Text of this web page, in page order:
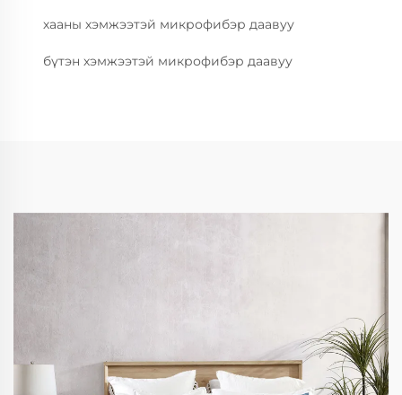
хааны хэмжээтэй микрофибэр даавуу
бүтэн хэмжээтэй микрофибэр даавуу